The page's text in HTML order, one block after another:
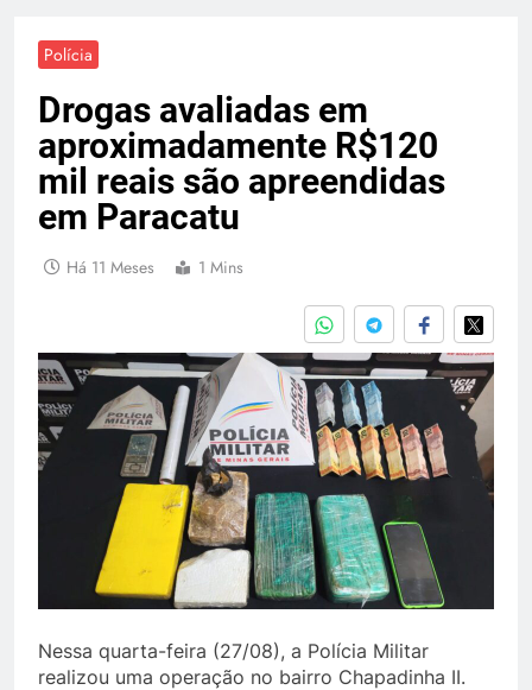
Polícia
Drogas avaliadas em
aproximadamente R$120
mil reais são apreendidas
em Paracatu
Há 11 Meses 1 Mins
Nessa quarta-feira (27/08), a Polícia Militar
realizou uma operação no bairro Chapadinha II.